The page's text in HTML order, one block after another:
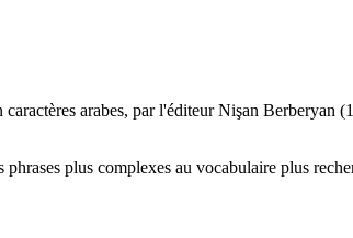
arabes, par l'éditeur Nişan Berberyan
plus complexes au vocabulaire plus